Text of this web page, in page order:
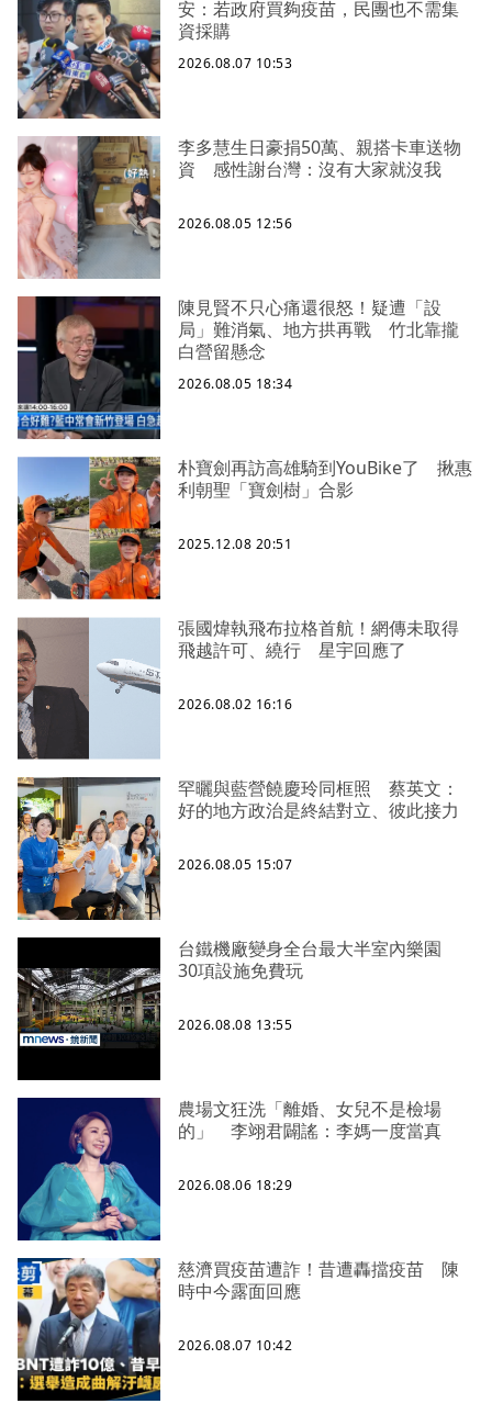
安：若政府買夠疫苗，民團也不需集
資採購
2026.08.07 10:53
李多慧生日豪捐50萬、親搭卡車送物
資 感性謝台灣：沒有大家就沒我
2026.08.05 12:56
陳見賢不只心痛還很怒！疑遭「設
局」難消氣、地方拱再戰 竹北靠攏
白營留懸念
2026.08.05 18:34
朴寶劍再訪高雄騎到YouBike了 揪惠
利朝聖「寶劍樹」合影
2025.12.08 20:51
張國煒執飛布拉格首航！網傳未取得
飛越許可、繞行 星宇回應了
2026.08.02 16:16
罕曬與藍營饒慶玲同框照 蔡英文：
好的地方政治是終結對立、彼此接力
2026.08.05 15:07
台鐵機廠變身全台最大半室內樂園
30項設施免費玩
2026.08.08 13:55
農場文狂洗「離婚、女兒不是檢場
的」 李翊君闢謠：李媽一度當真
2026.08.06 18:29
慈濟買疫苗遭詐！昔遭轟擋疫苗 陳
時中今露面回應
2026.08.07 10:42